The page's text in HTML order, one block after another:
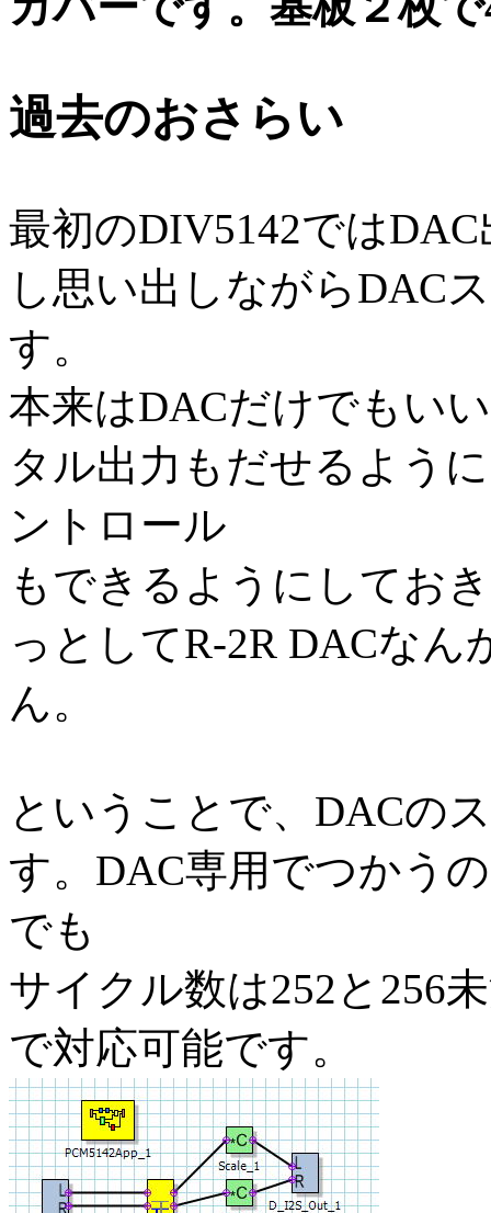
過去のおさらい
最初のDIV5142では
し思い出しながらDAC
す。
本来はDACだけでもい
タル出力もだせるよう
ントロール
もできるようにしてお
っとしてR-2R DACな
ん。
ということで、DACの
す。DAC専用でつかう
でも
サイクル数は252と256
で対応可能です。